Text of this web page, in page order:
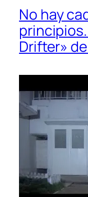
No hay
Drifter»